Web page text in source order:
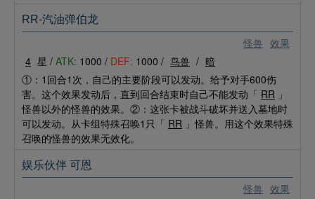
怪兽 效果
RR-汽油弹伯龙
4 星 / ATK: 1000 / DEF: 1000 / 鸟兽 / 暗
①：1回合1次，自己的主要阶段可以发动。给予对手600伤
害。这个效果发动后，直到回合结束时自己不能发动「 RR 」
怪兽以外的怪兽的效果。②：这张卡被战斗破坏并送入墓地时
可以发动。从卡组特殊召唤1只「 RR 」怪兽。用这个效果特殊
召唤的怪兽的效果无效化。
怪兽 效果
娱乐伙伴 可恩